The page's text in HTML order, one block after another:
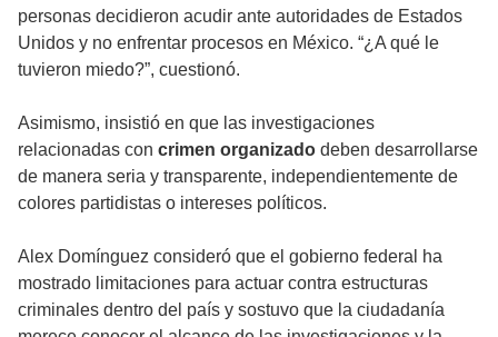
personas decidieron acudir ante autoridades de Estados
Unidos y no enfrentar procesos en México. “¿A qué le
tuvieron miedo?”, cuestionó.
Asimismo, insistió en que las investigaciones
relacionadas con crimen organizado deben desarrollarse
de manera seria y transparente, independientemente de
colores partidistas o intereses políticos.
Alex Domínguez consideró que el gobierno federal ha
mostrado limitaciones para actuar contra estructuras
criminales dentro del país y sostuvo que la ciudadanía